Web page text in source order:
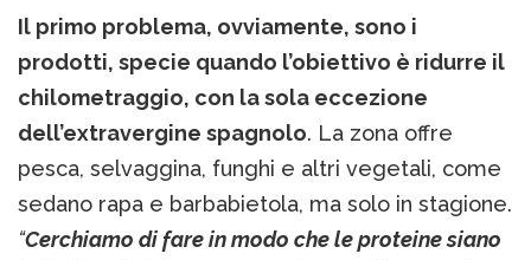
Il primo problema, ovviamente, sono i
prodotti, specie quando l’obiettivo è ridurre il
chilometraggio, con la sola eccezione
dell’extravergine spagnolo. La zona offre
pesca, selvaggina, funghi e altri vegetali, come
sedano rapa e barbabietola, ma solo in stagione.
“Cerchiamo di fare in modo che le proteine siano